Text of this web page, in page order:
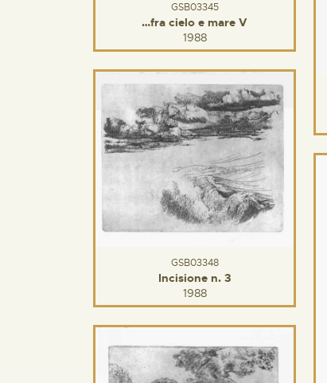
GSB03345
…fra cielo e mare V
1988
GSB03348
Incisione n. 3
1988